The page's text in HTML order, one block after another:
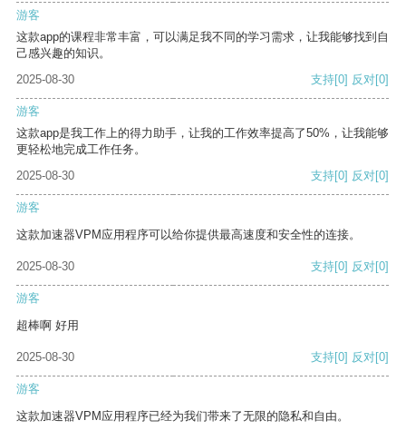
游客
这款app的课程非常丰富，可以满足我不同的学习需求，让我能够找到自
己感兴趣的知识。
2025-08-30
支持[0] 反对[0]
游客
这款app是我工作上的得力助手，让我的工作效率提高了50%，让我能够
更轻松地完成工作任务。
2025-08-30
支持[0] 反对[0]
游客
这款加速器VPM应用程序可以给你提供最高速度和安全性的连接。
2025-08-30 支持[0] 反对[0]
游客
超棒啊 好用
2025-08-30 支持[0] 反对[0]
游客
这款加速器VPM应用程序已经为我们带来了无限的隐私和自由。